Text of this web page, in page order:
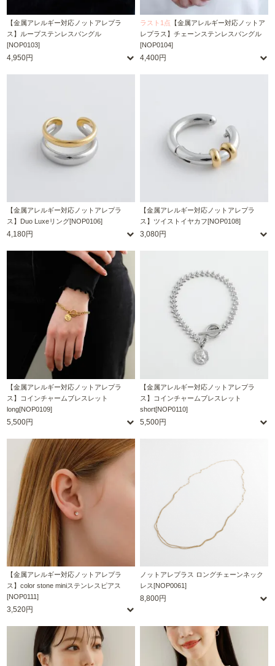
【金属アレルギー対応ノットアレプラ
ス】ループステンレスバングル
[NOP0103]
4,950円
ラスト1点
【金属アレルギー対応ノットア
レプラス】チェーンステンレスバングル
[NOP0104]
4,400円
【金属アレルギー対応ノットアレプラ
ス】Duo Luxeリング[NOP0106]
4,180円
【金属アレルギー対応ノットアレプラ
ス】ツイストイヤカフ[NOP0108]
3,080円
【金属アレルギー対応ノットアレプラ
ス】コインチャームブレスレット
long[NOP0109]
5,500円
【金属アレルギー対応ノットアレプラ
ス】コインチャームブレスレット
short[NOP0110]
5,500円
【金属アレルギー対応ノットアレプラ
ス】color stone miniステンレスピアス
[NOP0111]
3,520円
ノットアレプラス ロングチェーンネック
レス[NOP0061]
8,800円